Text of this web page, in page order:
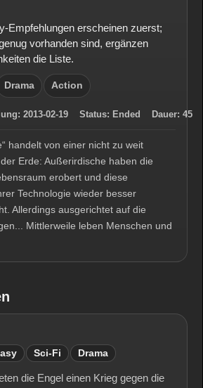
Empfehlungen erscheinen zuerst;
vorhanden sind, ergänzen
die Liste.
Drama Action
2013-02-19 Status: Ended Dauer: 45
handelt von einer nicht zu weit
Erde: Außerirdische haben die
erobert und diese
Technologie wieder besser
Allerdings ausgerichtet auf die
Mittlerweile leben Menschen und
Sci-Fi Drama
die Engel einen Krieg gegen die